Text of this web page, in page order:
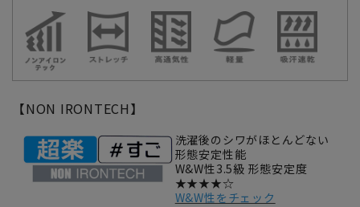
【NON IRONTECH】
洗濯後のシワがほとんどない
形態安定性能
W&W性3.5級 形態安定度
★★★★☆
W&W性をチェック